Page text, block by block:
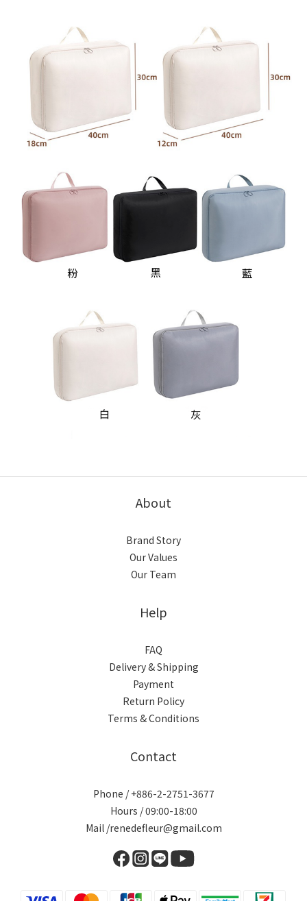
About
Brand Story
Our Values
Our Team
Help
FAQ
Delivery & Shipping
Payment
Return Policy
Terms & Conditions
Contact
Phone / +886-2-2751-3677
Hours / 09:00-18:00
Mail /renedefleur@gmail.com